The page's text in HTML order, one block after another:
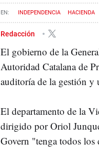
INDEPENDENCIA HACIENDA
Redacción
El gobierno de la
Autoridad Catalana de
auditoría de la gestión y
El departamento de la
dirigido por Oriol
Govern "tenga todos los